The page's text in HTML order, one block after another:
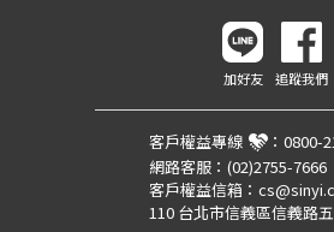
加好友 追蹤我們
客戶權益專線 ： 0800-
網路客服： (02)2755-7666
客戶權益信箱：
110 台北市信義區信義路